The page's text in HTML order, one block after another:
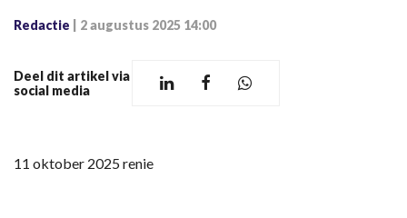
Redactie 2 augustus 2025 14:00
Deel dit artikel via
social media
11 oktober 2025 renie